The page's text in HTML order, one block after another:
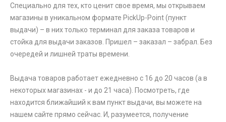
Специально для тех, кто ценит свое время, мы открываем
магазины в уникальном формате PickUp-Point (пункт
выдачи) – в них только терминал для заказа товаров и
стойка для выдачи заказов. Пришел – заказал – забрал. Без
очередей и лишней траты времени.
Выдача товаров работает ежедневно с 16 до 20 часов (а в
некоторых магазинах - и до 21 часа). Посмотреть, где
находится ближайший к вам пункт выдачи, вы можете на
нашем сайте прямо сейчас. И, разумеется, получение